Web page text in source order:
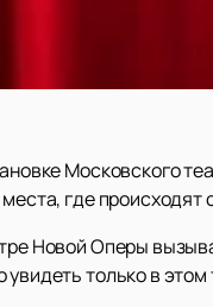
Московского
где происходят
Новой Оперы
только в этом